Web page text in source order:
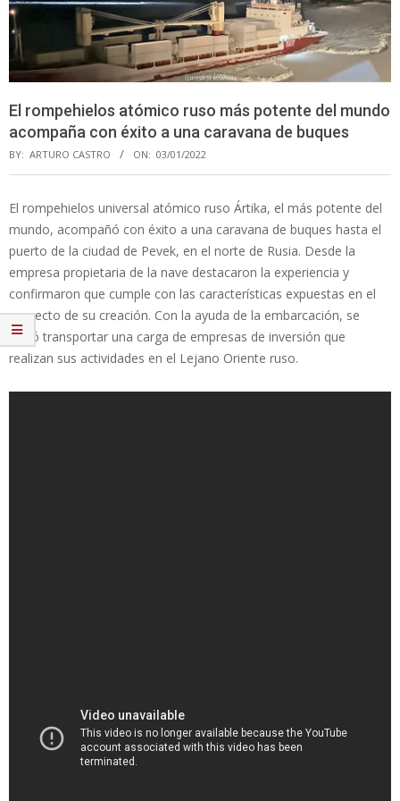
El rompehielos atómico ruso más potente del mundo
acompaña con éxito a una caravana de buques
BY: ARTURO CASTRO ON: 03/01/2022
El rompehielos universal atómico ruso Ártika, el más potente del
mundo, acompañó con éxito a una caravana de buques hasta el
puerto de la ciudad de Pevek, en el norte de Rusia. Desde la
empresa propietaria de la nave destacaron la experiencia y
confirmaron que cumple con las características expuestas en el
proyecto de su creación. Con la ayuda de la embarcación, se
logró transportar una carga de empresas de inversión que
realizan sus actividades en el Lejano Oriente ruso.